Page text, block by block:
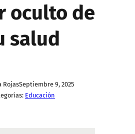
oculto de
salud
RojasSeptiembre 9, 2025
Educación